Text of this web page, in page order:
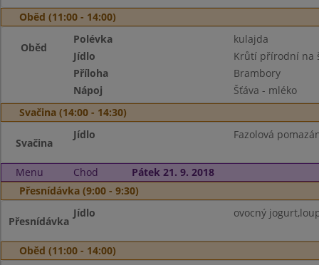
Oběd (11:00 - 14:00)
Oběd
Polévka
kulajda
Jídlo
Krůtí přírodní na
Příloha
Brambory
Nápoj
Šťáva - mléko
Svačina (14:00 - 14:30)
Svačina
Jídlo Fazolová
Menu Chod
Pátek 21. 9. 2018
Přesnídávka (9:00 - 9:30)
Přesnídávka
Jídlo ovocný
Oběd (11:00 - 14:00)